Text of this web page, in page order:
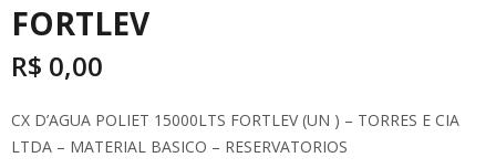
FORTLEV
R$ 0,00
CX D’AGUA POLIET 15000LTS FORTLEV (UN ) – TORRES E CIA
LTDA – MATERIAL BASICO – RESERVATORIOS